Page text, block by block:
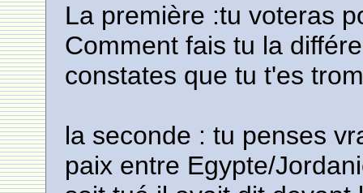
La première :tu voteras
Comment fais tu la
constates que tu t'es
la seconde : tu penses
paix entre Egypte/